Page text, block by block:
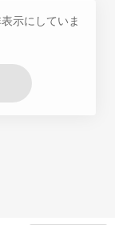
示にしていま